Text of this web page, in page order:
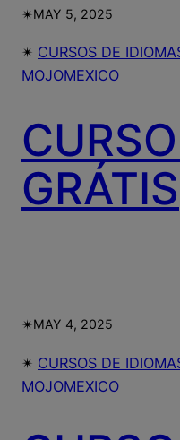
✴︎MAY 5, 2025
✴︎ CURSOS DE
MOJOMEXICO
GRÁTIS
✴︎MAY 4, 2025
✴︎ CURSOS DE
MOJOMEXICO